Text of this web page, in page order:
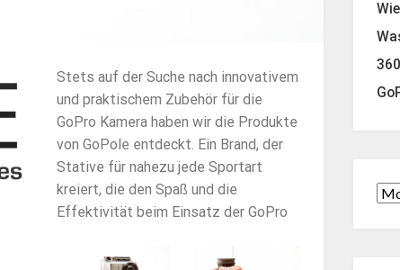
Stets auf der Suche nach innovativem
und praktischem Zubehör für die
GoPro Kamera haben wir die Produkte
von GoPole entdeckt. Ein Brand, der
Stative für nahezu jede Sportart
kreiert, die den Spaß und die
Effektivität beim Einsatz der GoPro